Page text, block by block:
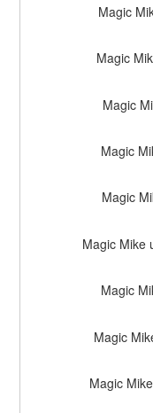
Magic
Magic
Magic
Magic
Magic
Magic Mike
Magic
Magic
Magic